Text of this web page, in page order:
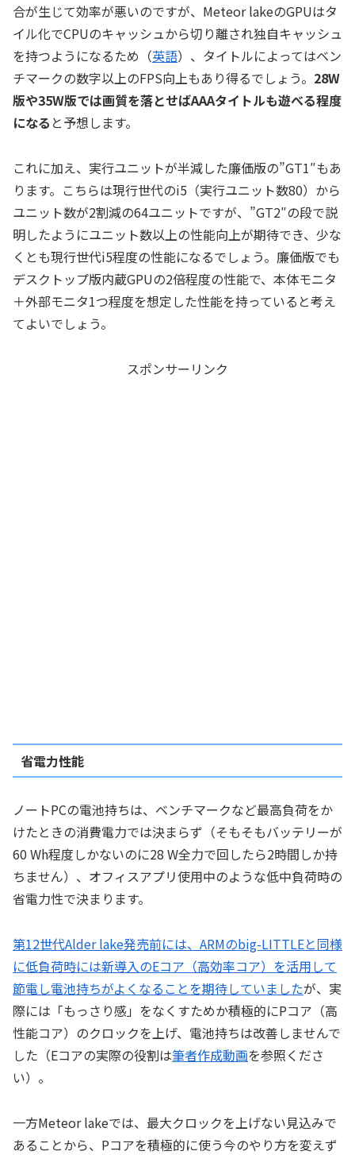
合が生じて効率が悪いのですが、Meteor lakeのGPUはタ
イル化でCPUのキャッシュから切り離され独自キャッシュ
を持つようになるため（英語）、タイトルによってはベン
チマークの数字以上のFPS向上もあり得るでしょう。 28W
版や35W版では画質を落とせばAAAタイトルも遊べる程度
になる と予想します。
これに加え、実行ユニットが半減した廉価版の”GT1″もあ
ります。こちらは現行世代のi5（実行ユニット数80）から
ユニット数が2割減の64ユニットですが、”GT2″の段で説
明したようにユニット数以上の性能向上が期待でき、少な
くとも現行世代i5程度の性能になるでしょう。廉価版でも
デスクトップ版内蔵GPUの2倍程度の性能で、本体モニタ
＋外部モニタ1つ程度を想定した性能を持っていると考え
てよいでしょう。
スポンサーリンク
省電力性能
ノートPCの電池持ちは、ベンチマークなど最高負荷をか
けたときの消費電力では決まらず（そもそもバッテリーが
60 Wh程度しかないのに28 W全力で回したら2時間しか持
ちません）、オフィスアプリ使用中のような低中負荷時の
省電力性で決まります。
第12世代Alder lake発売前には、ARMのbig-LITTLEと同様
に低負荷時には新導入のEコア（高効率コア）を活用して
節電し電池持ちがよくなることを期待していましたが、実
際には「もっさり感」をなくすためか積極的にPコア（高
性能コア）のクロックを上げ、電池持ちは改善しませんで
した（Eコアの実際の役割は筆者作成動画を参照くださ
い）。
一方Meteor lakeでは、最大クロックを上げない見込みで
あることから、Pコアを積極的に使う今のやり方を変えず